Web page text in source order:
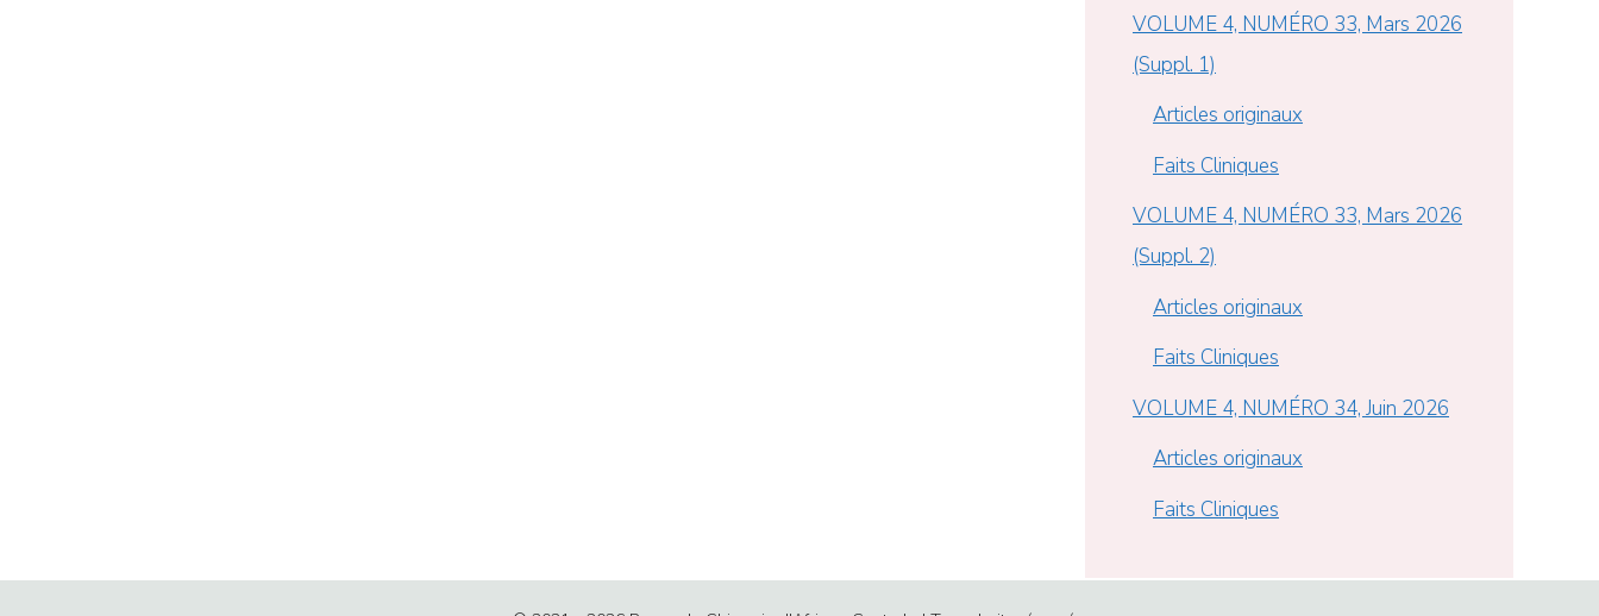
VOLUME 4, NUMÉRO 33, Mars 2026
(Suppl. 1)
Articles originaux
Faits Cliniques
VOLUME 4, NUMÉRO 33, Mars 2026
(Suppl. 2)
Articles originaux
Faits Cliniques
VOLUME 4, NUMÉRO 34, Juin 2026
Articles originaux
Faits Cliniques